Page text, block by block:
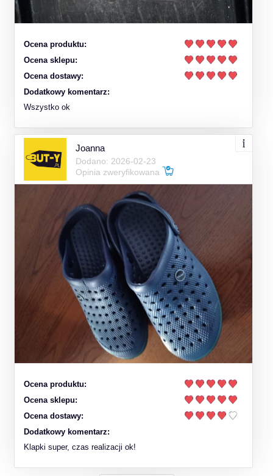
Ocena produktu:
Ocena sklepu:
Ocena dostawy:
Dodatkowy komentarz:
Wszystko ok
Joanna
Dodano: 2026-02-23
Opinia zweryfikowana
Ocena produktu:
Ocena sklepu:
Ocena dostawy:
Dodatkowy komentarz:
Klapki super, czas realizacji ok!